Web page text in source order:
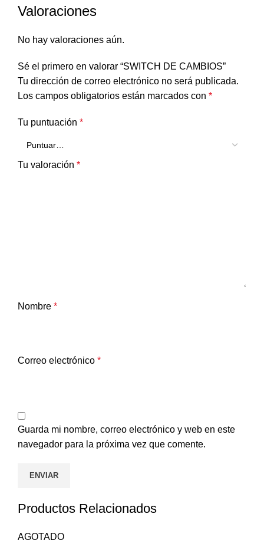
Valoraciones
No hay valoraciones aún.
Sé el primero en valorar “SWITCH DE CAMBIOS”
Tu dirección de correo electrónico no será publicada.
Los campos obligatorios están marcados con *
Tu puntuación *
Tu valoración *
Nombre *
Correo electrónico *
Guarda mi nombre, correo electrónico y web en este
navegador para la próxima vez que comente.
Productos Relacionados
AGOTADO